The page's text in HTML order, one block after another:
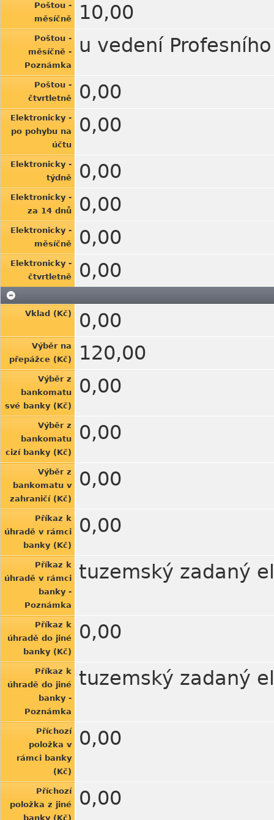
Poštou -
měsíčně
10,00
Poštou -
měsíčně -
Poznámka
u vedení
Poštou -
čtvrtletně
0,00
Elektronicky -
po pohybu na
účtu
0,00
Elektronicky -
týdně
0,00
Elektronicky -
za 14 dnů
0,00
Elektronicky -
měsíčně
0,00
Elektronicky -
čtvrtletně
0,00
Vklad (Kč) 0,00
Výběr na
přepážce (Kč)
120,00
Výběr z
bankomatu
své banky (Kč)
0,00
Výběr z
bankomatu
cizí banky (Kč)
0,00
Výběr z
bankomatu v
zahraničí (Kč)
0,00
Příkaz k
úhradě v rámci
banky (Kč)
0,00
Příkaz k
úhradě v rámci
banky -
Poznámka
tuzemský zadaný
Příkaz k
úhradě do jiné
banky (Kč)
0,00
Příkaz k
úhradě do jiné
banky -
Poznámka
tuzemský zadaný
Příchozí
položka v
rámci banky
(Kč)
0,00
Příchozí
položka z jiné
banky (Kč)
0,00